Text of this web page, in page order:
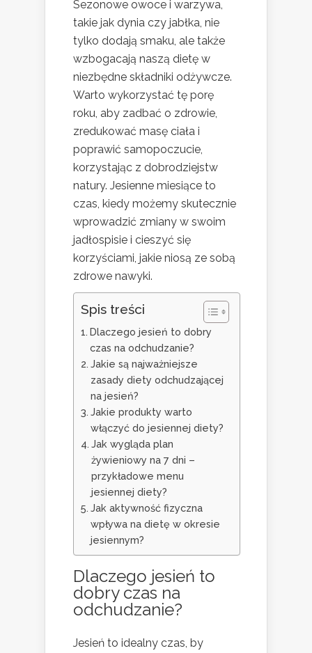
Sezonowe owoce i warzywa,
takie jak dynia czy jabłka, nie
tylko dodają smaku, ale także
wzbogacają naszą dietę w
niezbędne składniki odżywcze.
Warto wykorzystać tę porę
roku, aby zadbać o zdrowie,
zredukować masę ciała i
poprawić samopoczucie,
korzystając z dobrodziejstw
natury. Jesienne miesiące to
czas, kiedy możemy skutecznie
wprowadzić zmiany w swoim
jadłospisie i cieszyć się
korzyściami, jakie niosą ze sobą
zdrowe nawyki.
Spis treści
Dlaczego jesień to dobry
czas na odchudzanie?
Jakie są najważniejsze
zasady diety odchudzającej
na jesień?
Jakie produkty warto
włączyć do jesiennej diety?
Jak wygląda plan
żywieniowy na 7 dni –
przykładowe menu
jesiennej diety?
Jak aktywność fizyczna
wpływa na dietę w okresie
jesiennym?
Dlaczego jesień to
dobry czas na
odchudzanie?
Jesień to idealny czas, by